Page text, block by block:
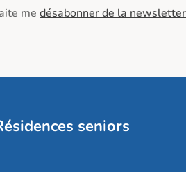
me désabonner de la newsletter
seniors